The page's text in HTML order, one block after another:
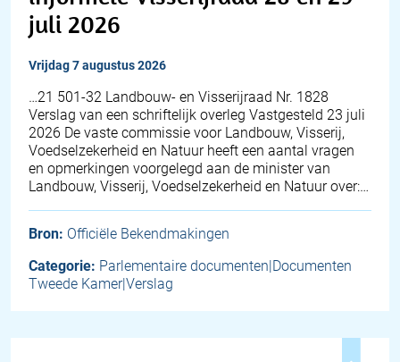
juli 2026
vrijdag 7 augustus 2026
…21 501-32 Landbouw- en Visserijraad Nr. 1828
Verslag van een schriftelijk overleg Vastgesteld 23 juli
2026 De vaste commissie voor Landbouw, Visserij,
Voedselzekerheid en Natuur heeft een aantal vragen
en opmerkingen voorgelegd aan de minister van
Landbouw, Visserij, Voedselzekerheid en Natuur over:…
Bron: Officiële Bekendmakingen
Categorie: Parlementaire documenten|Documenten
Tweede Kamer|Verslag